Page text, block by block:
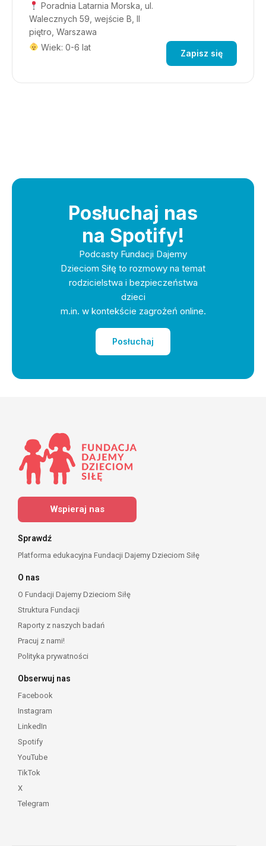
Poradnia Latarnia Morska, ul.
Walecznych 59, wejście B, II
piętro, Warszawa
Wiek: 0-6 lat
Zapisz się
Posłuchaj nas
na Spotify!
Podcasty Fundacji Dajemy
Dzieciom Siłę to rozmowy na temat
rodzicielstwa i bezpieczeństwa
dzieci
m.in. w kontekście zagrożeń online.
Posłuchaj
Wspieraj nas
Sprawdź
Platforma edukacyjna Fundacji Dajemy Dzieciom Siłę
O nas
O Fundacji Dajemy Dzieciom Siłę
Struktura Fundacji
Raporty z naszych badań
Pracuj z nami!
Polityka prywatności
Obserwuj nas
Facebook
Instagram
LinkedIn
Spotify
YouTube
TikTok
X
Telegram